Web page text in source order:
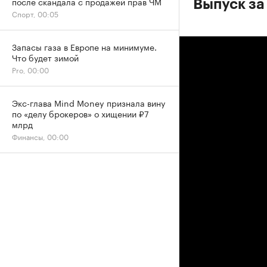
Выпуск
Спорт, 00:05
Запасы газа в Европе на минимуме.
Что будет зимой
Pro, 00:00
Экс-глава Mind Money признала вину
по «делу брокеров» о хищении ₽7
млрд
Финансы, 00:00